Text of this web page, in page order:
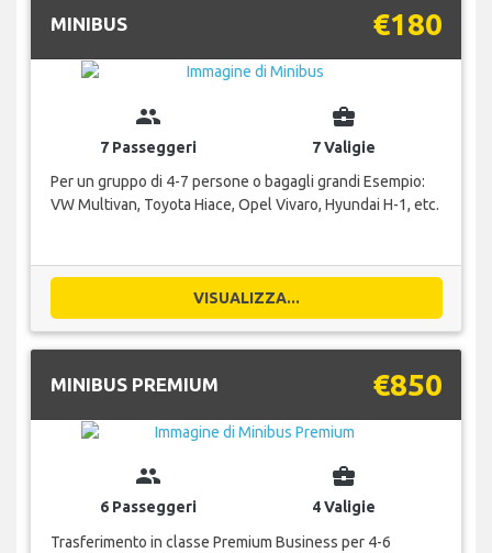
MINIBUS €180
group
7 Passeggeri
business_center
7 Valigie
Per un gruppo di 4-7 persone o bagagli grandi Esempio:
VW Multivan, Toyota Hiace, Opel Vivaro, Hyundai H-1, etc.
VISUALIZZA...
MINIBUS PREMIUM €850
group
6 Passeggeri
business_center
4 Valigie
Trasferimento in classe Premium Business per 4-6